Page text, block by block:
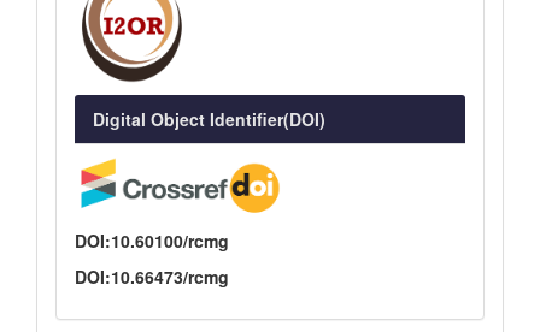
Digital Object Identifier(DOI)
DOI:10.60100/rcmg
DOI:10.66473/rcmg